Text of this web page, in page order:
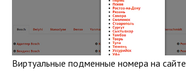
Виртуальные подменные номера на сайте